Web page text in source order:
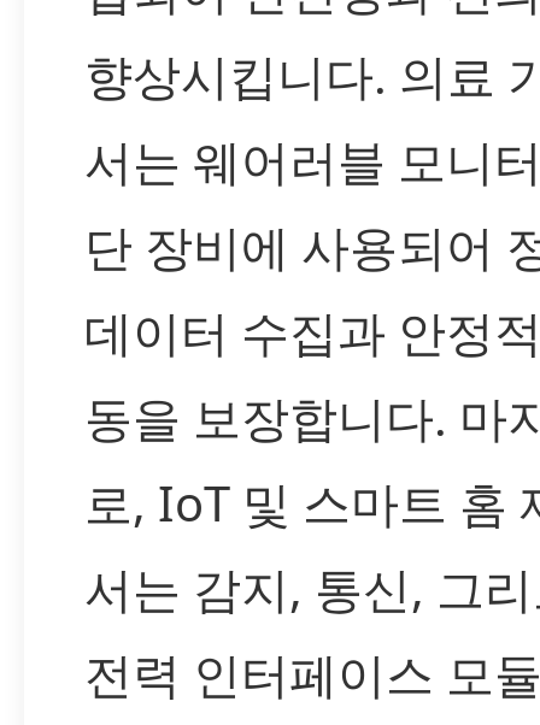
향상시킵니다. 의료
서는 웨어러블 모니
단 장비에 사용되어
데이터 수집과 안정
동을 보장합니다. 마
로, IoT 및 스마트 홈
서는 감지, 통신, 그
전력 인터페이스 모